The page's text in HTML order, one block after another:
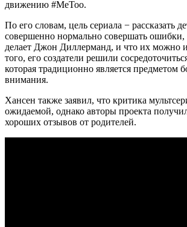
движению #MeToo.
По его словам, цель сериала − рассказать
совершенно нормально совершать ошибки,
делает Джон Диллерманд, и что их можно
того, его создатели решили
которая традиционно является предметом
внимания.
Хансен также заявил, что критика
ожидаемой, однако авторы проекта
хороших отзывов от родителей.